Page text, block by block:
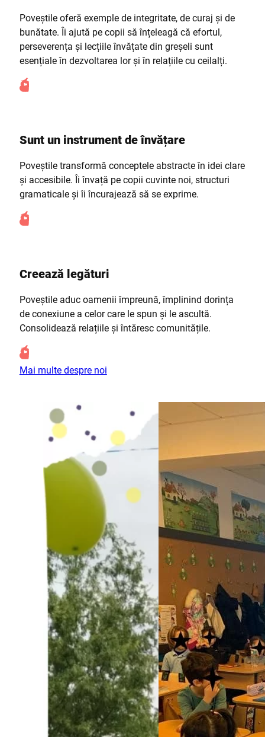
Poveștile oferă exemple de integritate, de curaj și de
bunătate. Îi ajută pe copii să înțeleagă că efortul,
perseverența și lecțiile învățate din greșeli sunt
esențiale în dezvoltarea lor și în relațiile cu ceilalți.
Sunt un instrument de învățare
Poveștile transformă conceptele abstracte în idei clare
și accesibile. Îi învață pe copii cuvinte noi, structuri
gramaticale și îi încurajează să se exprime.
Creează legături
Poveștile aduc oamenii împreună, împlinind dorința
de conexiune a celor care le spun și le ascultă.
Consolidează relațiile și întăresc comunitățile.
Mai multe despre noi